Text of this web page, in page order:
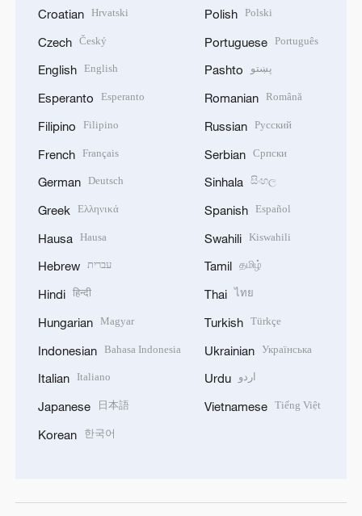
Croatian Hrvatski
Czech Český
English English
Esperanto Esperanto
Filipino Filipino
French Français
German Deutsch
Greek Ελληνικά
Hausa Hausa
Hebrew עברית
Hindi हिन्दी
Hungarian Magyar
Indonesian Bahasa Indonesia
Italian Italiano
Japanese 日本語
Korean 한국어
Polish Polski
Portuguese Português
Pashto پښتو
Romanian Română
Russian Русский
Serbian Српски
Sinhala සිංහල
Spanish Español
Swahili Kiswahili
Tamil தமிழ்
Thai ไทย
Turkish Türkçe
Ukrainian Українська
Urdu اردو
Vietnamese Tiếng Việt